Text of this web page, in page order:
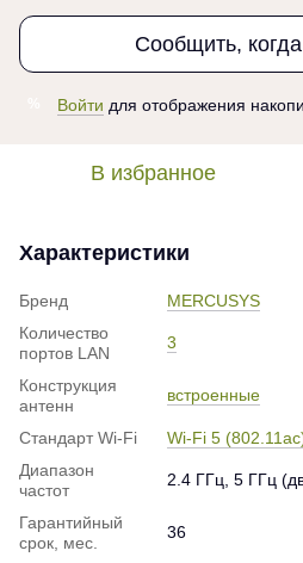
Сообщить,
Войти для отображения
В избранное
Характеристики
Бренд
MERCUSYS
Количество
портов LAN
3
Конструкция
антенн
встроенные
Стандарт Wi-Fi
Wi-Fi 5
Диапазон
частот
2.4 ГГц, 5 ГГц
Гарантийный
срок, мес.
36